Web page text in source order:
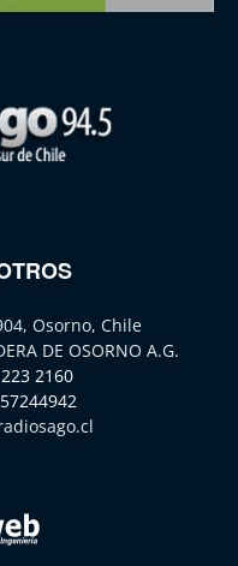
Osorno, Chile
DE OSORNO A.G.
2160